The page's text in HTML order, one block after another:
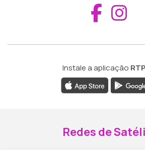
Instale a aplicação
Redes de